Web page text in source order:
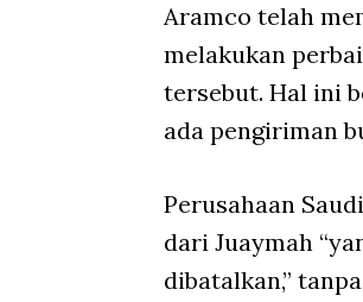
Aramco telah
melakukan
tersebut. Hal ini
ada pengiriman
Perusahaan
dari Juaymah
dibatalkan,”